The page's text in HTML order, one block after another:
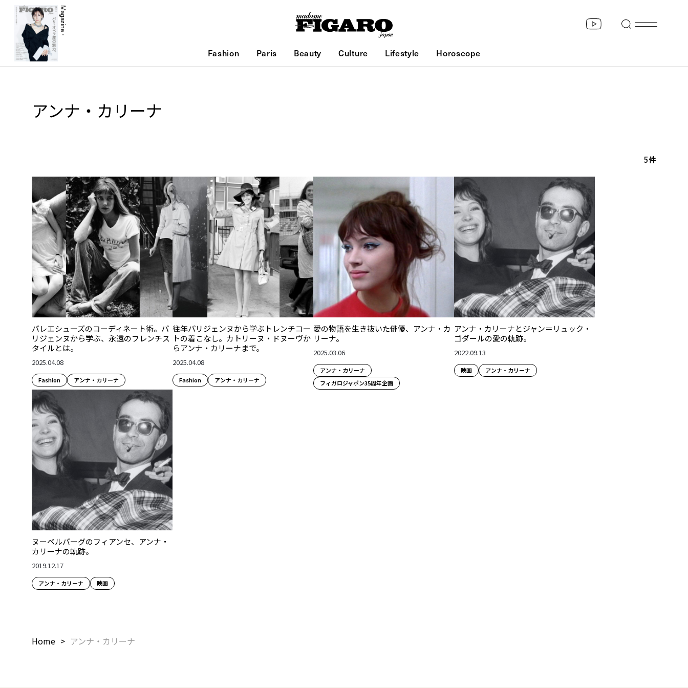
Magazine
Fashion Paris Beauty Culture Lifestyle Horoscope
アンナ・カリーナ
5件
バレエシューズのコーディネート術。パ
リジェンヌから学ぶ、永遠のフレンチス
タイルとは。
2025.04.08
Fashion​ アンナ・カリーナ
往年パリジェンヌから学ぶトレンチコー
トの着こなし。カトリーヌ・ドヌーヴか
らアンナ・カリーナまで。
2025.04.08
Fashion​ アンナ・カリーナ
愛の物語を生き抜いた俳優、アンナ・カ
リーナ。
2025.03.06
アンナ・カリーナ
フィガロジャポン35周年企画
アンナ・カリーナとジャン＝リュック・
ゴダールの愛の軌跡。
2022.09.13
映画 アンナ・カリーナ
ヌーベルバーグのフィアンセ、アンナ・
カリーナの軌跡。
2019.12.17
アンナ・カリーナ 映画
Home アンナ・カリーナ